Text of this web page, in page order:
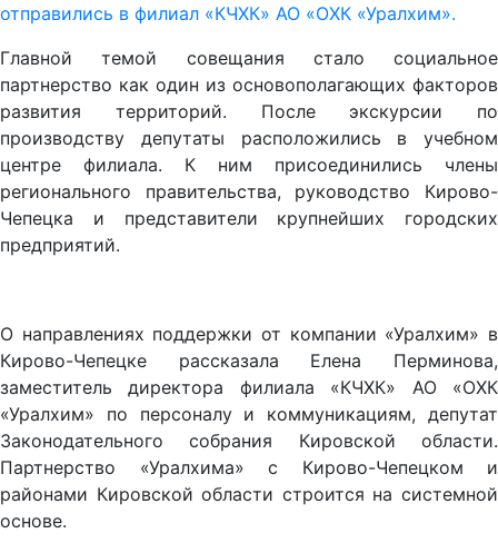
отправились в филиал «КЧХК» АО «ОХК «Уралхим».
Главной темой совещания стало социальное
партнерство как один из основополагающих факторов
развития территорий. После экскурсии по
производству депутаты расположились в учебном
центре филиала. К ним присоединились члены
регионального правительства, руководство Кирово-
Чепецка и представители крупнейших городских
предприятий.
О направлениях поддержки от компании «Уралхим» в
Кирово-Чепецке рассказала Елена Перминова,
заместитель директора филиала «КЧХК» АО «ОХК
«Уралхим» по персоналу и коммуникациям, депутат
Законодательного собрания Кировской области.
Партнерство «Уралхима» с Кирово-Чепецком и
районами Кировской области строится на системной
основе.